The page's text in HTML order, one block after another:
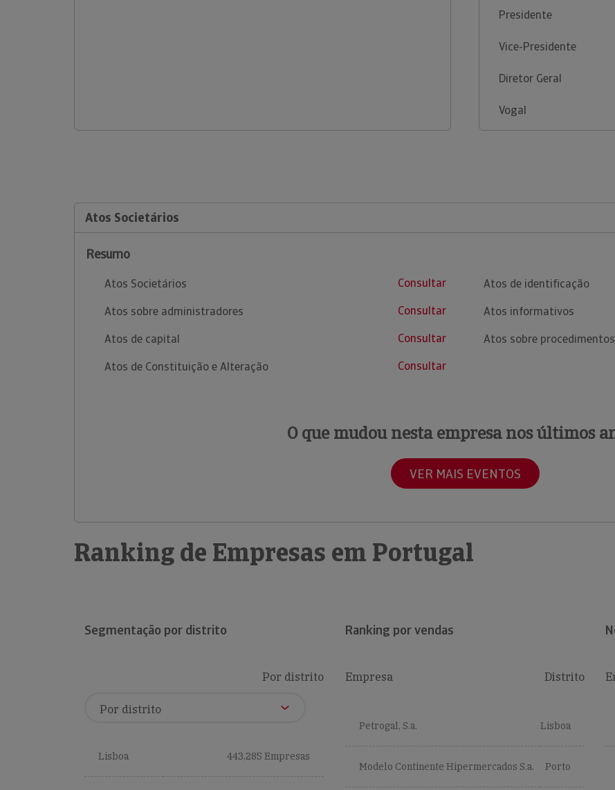
Presidente
Vice-Presidente
Diretor Geral
Vogal
Atos Societários
Resumo
Atos Societários
Consultar
Atos sobre administradores
Consultar
Atos de capital
Consultar
Atos de Constituição e Alteração
Consultar
Atos de identificação
Atos informativos
Atos sobre procedimentos
O que mudou nesta empresa nos últimos
VER MAIS EVENTOS
Ranking de Empresas em Portugal
Segmentação por distrito
Por distrito
Lisboa 443,285 Empresas
Ranking por vendas
Empresa Distrito
Petrogal, S.a. Lisboa
Modelo Continente Hipermercados S.a. Porto